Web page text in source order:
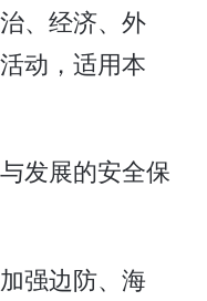
、经济、外
动，适用本
发展的安全保
强边防、海